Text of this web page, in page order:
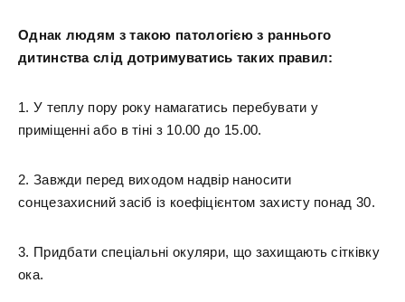
Однак людям з такою патологією з раннього
дитинства слід дотримуватись таких правил:
1. У теплу пору року намагатись перебувати у
приміщенні або в тіні з 10.00 до 15.00.
2. Завжди перед виходом надвір наносити
сонцезахисний засіб із коефіцієнтом захисту понад 30.
3. Придбати спеціальні окуляри, що захищають сітківку
ока.